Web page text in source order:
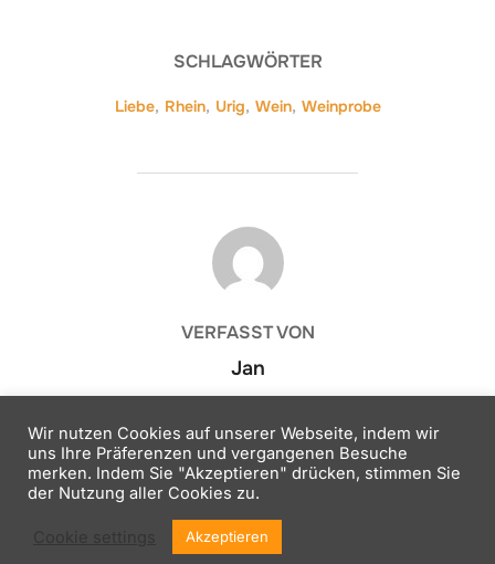
SCHLAGWÖRTER
Liebe, Rhein, Urig, Wein, Weinprobe
BEITRAGSAUTOR
VERFASST VON
Jan
Inspiro Theme
Wir nutzen Cookies auf unserer Webseite, indem wir
uns Ihre Präferenzen und vergangenen Besuche
merken. Indem Sie "Akzeptieren" drücken, stimmen Sie
der Nutzung aller Cookies zu.
Akzeptieren